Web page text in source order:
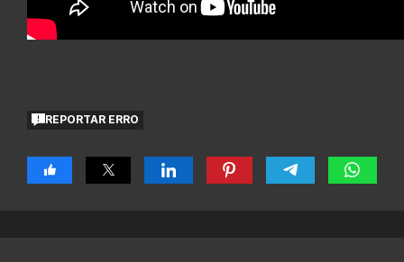
REPORTAR ERRO